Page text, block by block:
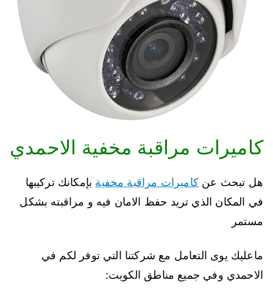
كاميرات مراقبة مخفية الاحمدي
هل تبحث عن كاميرات مراقبة مخفية بإمكانك تركيبها
في المكان الذي تريد حفظ الامان فيه و مراقبته بشكل
مستمر
ماعليك يوى التعامل مع شركتنا التي توفر لكم في
الاحمدي وفي جميع مناطق الكويت: